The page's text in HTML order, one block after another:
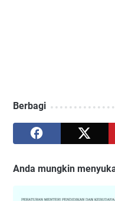
Berbagi
Anda mungkin